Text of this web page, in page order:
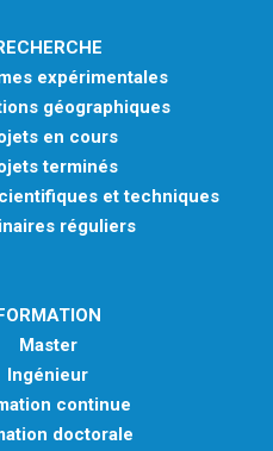
expérimentales
géographiques
en cours
terminés
et techniques
réguliers
Master
Ingénieur
continue
doctorale